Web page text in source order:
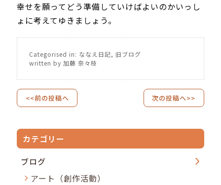
幸せを願ってどう準備していけばよいのかいっし
ょに考えてゆきましょう。
Categorised in: ななえ日記, 旧ブログ
written by 加藤 奈々枝
<<前の投稿へ 次の投稿へ>>
カテゴリー
ブログ
アート（創作活動）